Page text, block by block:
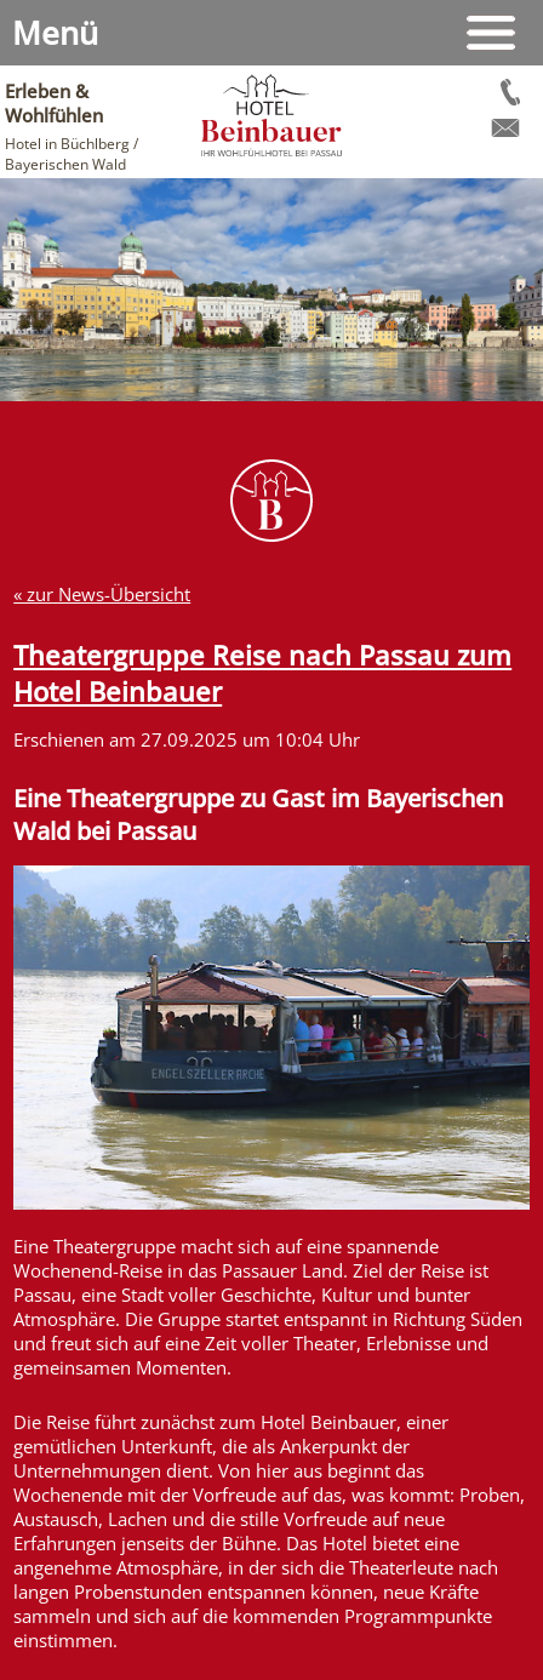
Erleben &
Wohlfühlen
Hotel in Büchlberg /
Bayerischen Wald
Menü
« zur News-Übersicht
Theatergruppe Reise nach Passau zum
Hotel Beinbauer
Erschienen am 27.09.2025 um 10:04 Uhr
Eine Theatergruppe zu Gast im Bayerischen
Wald bei Passau
Eine Theatergruppe macht sich auf eine spannende
Wochenend-Reise in das Passauer Land. Ziel der Reise ist
Passau, eine Stadt voller Geschichte, Kultur und bunter
Atmosphäre. Die Gruppe startet entspannt in Richtung Süden
und freut sich auf eine Zeit voller Theater, Erlebnisse und
gemeinsamen Momenten.
Die Reise führt zunächst zum Hotel Beinbauer, einer
gemütlichen Unterkunft, die als Ankerpunkt der
Unternehmungen dient. Von hier aus beginnt das
Wochenende mit der Vorfreude auf das, was kommt: Proben,
Austausch, Lachen und die stille Vorfreude auf neue
Erfahrungen jenseits der Bühne. Das Hotel bietet eine
angenehme Atmosphäre, in der sich die Theaterleute nach
langen Probenstunden entspannen können, neue Kräfte
sammeln und sich auf die kommenden Programmpunkte
einstimmen.